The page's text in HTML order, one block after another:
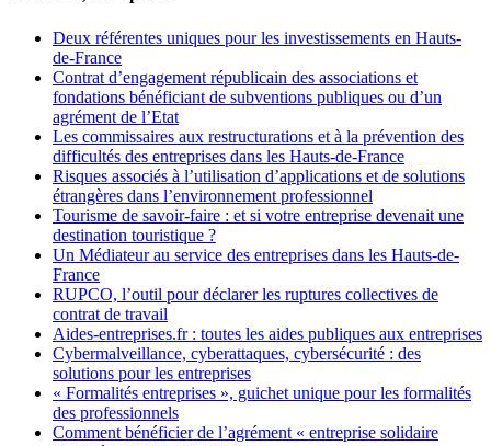
Deux référentes uniques pour les investissements en Hauts-
de-France
Contrat d’engagement républicain des associations et
fondations bénéficiant de subventions publiques ou d’un
agrément de l’Etat
Les commissaires aux restructurations et à la prévention des
difficultés des entreprises dans les Hauts-de-France
Risques associés à l’utilisation d’applications et de solutions
étrangères dans l’environnement professionnel
Tourisme de savoir-faire : et si votre entreprise devenait une
destination touristique ?
Un Médiateur au service des entreprises dans les Hauts-de-
France
RUPCO, l’outil pour déclarer les ruptures collectives de
contrat de travail
Aides-entreprises.fr : toutes les aides publiques aux entreprises
Cybermalveillance, cyberattaques, cybersécurité : des
solutions pour les entreprises
« Formalités entreprises », guichet unique pour les formalités
des professionnels
Comment bénéficier de l’agrément « entreprise solidaire